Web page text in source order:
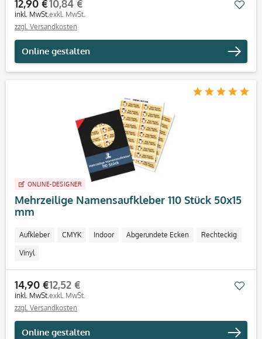
12,90 €
inkl. MwSt.
10,84 €
exkl. MwSt.
zzgl. Versandkosten
Online gestalten
ONLINE-DESIGNER
Mehrzeilige Namensaufkleber 110 Stück 50x15
mm
Aufkleber CMYK Indoor Abgerundete Ecken Rechteckig
Vinyl
14,90 €
inkl. MwSt.
12,52 €
exkl. MwSt.
zzgl. Versandkosten
Online gestalten